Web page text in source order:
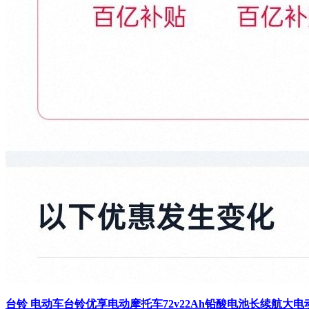
台铃 电动车台铃优享电动摩托车72v22Ah铅酸电池长续航大电